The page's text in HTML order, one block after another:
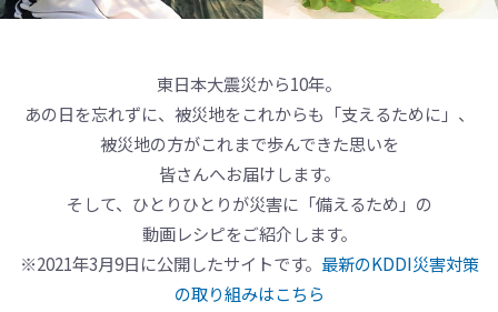
東日本大震災から10年。
あの日を忘れずに、被災地をこれからも「支えるために」、
被災地の方がこれまで歩んできた思いを
皆さんへお届けします。
そして、ひとりひとりが災害に「備えるため」の
動画レシピをご紹介します。
※2021年3月9日に公開したサイトです。 最新のKDDI災害対策
の取り組みはこちら